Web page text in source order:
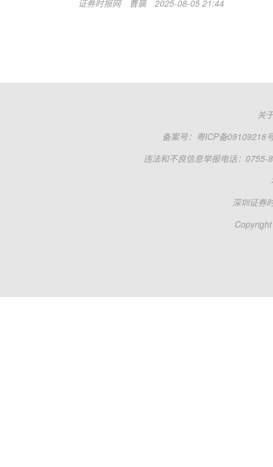
证券时报网 曹晨 2025-08-05 21:44
关
备案号： 粤ICP备09109218
违法和不良信息举报电话：0755-
深圳证券